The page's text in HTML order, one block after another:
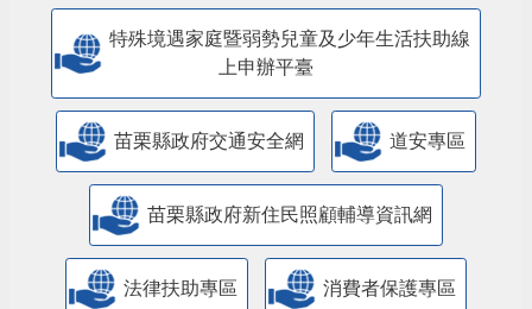
特殊境遇家庭暨弱勢兒童及少年生活扶助線
上申辦平臺
苗栗縣政府交通安全網 道安專區
苗栗縣政府新住民照顧輔導資訊網
法律扶助專區 消費者保護專區